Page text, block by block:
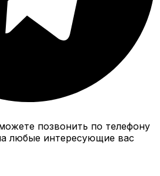
позвонить по телефону
любые интересующие вас